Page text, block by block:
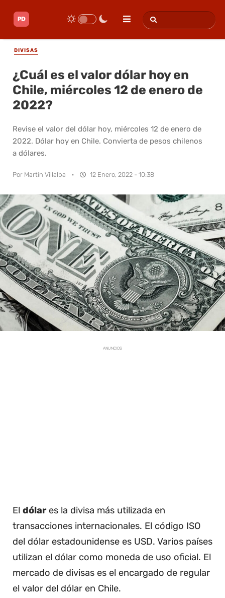
DIVISAS
¿Cuál es el valor dólar hoy en
Chile, miércoles 12 de enero de
2022?
Revise el valor del dólar hoy, miércoles 12 de enero de
2022. Dólar hoy en Chile. Convierta de pesos chilenos
a dólares.
Por Martín Villalba · 12 Enero, 2022 - 10:38
ANUNCIOS
El dólares la divisa más utilizada en
transacciones internacionales. El código ISO
del dólar estadounidense es USD. Varios países
utilizan el dólar como moneda de uso oficial. El
mercado de divisas es el encargado de regular
el valor del dólar en Chile.